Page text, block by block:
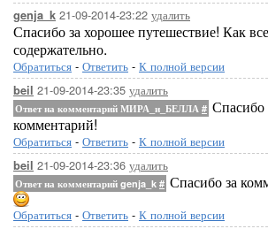
genja_k 21-09-2014-23:22 удалить
Спасибо за хорошее путешествие! Как
содержательно.
Обратиться - Ответить - К полной версии
beil 21-09-2014-23:35 удалить
Ответ на комментарий МИРА_и_БЕЛЛА # Спасибо
комментарий!
Обратиться - Ответить - К полной версии
beil 21-09-2014-23:36 удалить
Ответ на комментарий genja_k # Спасибо за
Обратиться - Ответить - К полной версии